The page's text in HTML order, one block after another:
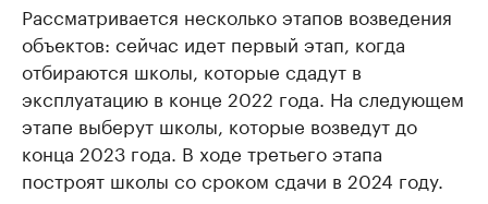
Рассматривается несколько этапов возведения
объектов: сейчас идет первый этап, когда
отбираются школы, которые сдадут в
эксплуатацию в конце 2022 года. На следующем
этапе выберут школы, которые возведут до
конца 2023 года. В ходе третьего этапа
построят школы со сроком сдачи в 2024 году.